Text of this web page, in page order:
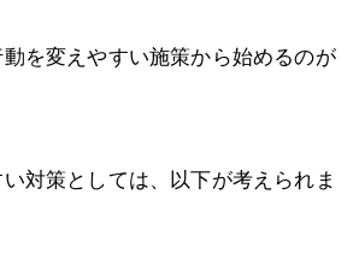
を変えやすい施策から始めるのが
対策としては、以下が考えられま